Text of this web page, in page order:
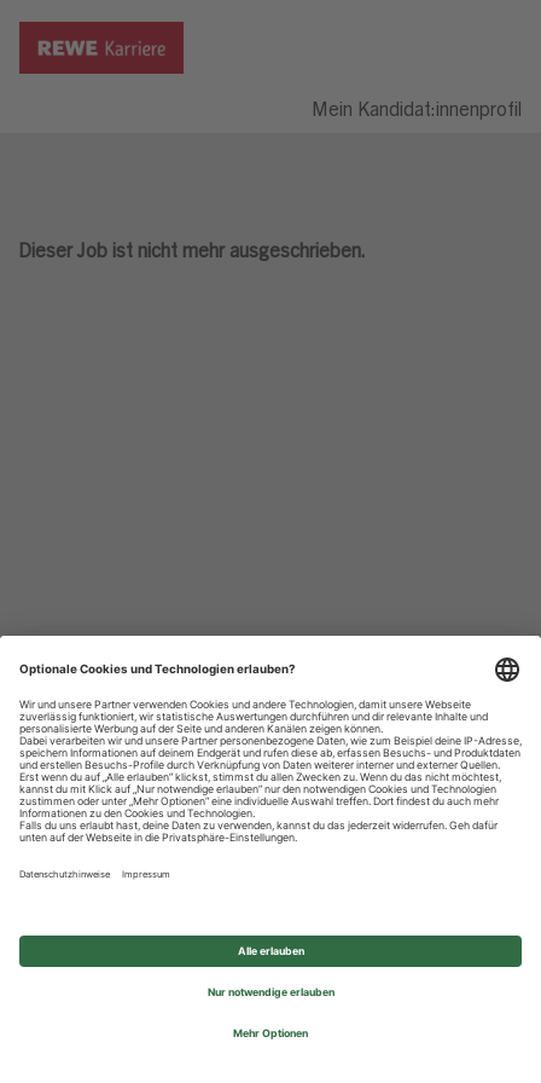
Mein Kandidat:innenprofil
Dieser Job ist nicht mehr ausgeschrieben.
Datenschutzhinweise
Impressum
Privatsphäre-Einstellungen
© 2026 REWE Group - All rights reserved